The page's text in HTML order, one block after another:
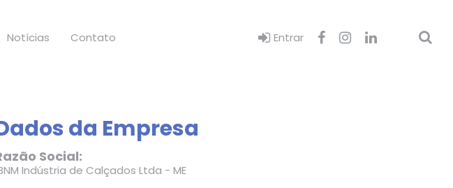
Notícias Contato Entrar
da Empresa
Social:
Indústria de Calçados Ltda - ME